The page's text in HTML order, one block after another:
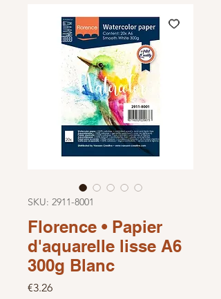
SKU: 2911-8001
Florence • Papier
d'aquarelle lisse A6
300g Blanc
€3.26Price